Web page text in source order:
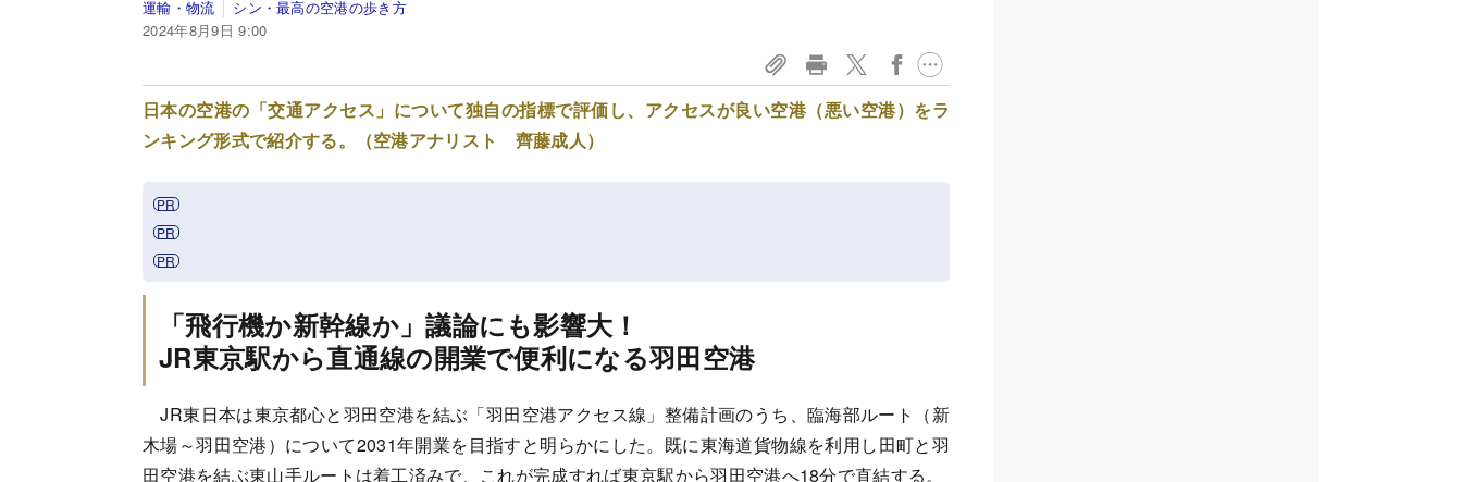
運輸・物流
シン・最高の空港の歩き方
2024年8月9日 9:00
日本の空港の「交通アクセス」について独自の指標で評価し、アクセスが良い空港（悪い空港）をラ
ンキング形式で紹介する。（空港アナリスト 齊藤成人）
「飛行機か新幹線か」議論にも影響大！
JR東京駅から直通線の開業で便利になる羽田空港
JR東日本は東京都心と羽田空港を結ぶ「羽田空港アクセス線」整備計画のうち、臨海部ルート（新
木場～羽田空港）について2031年開業を目指すと明らかにした。既に東海道貨物線を利用し田町と羽
田空港を結ぶ東山手ルートは着工済みで、これが完成すれば東京駅から羽田空港へ18分で直結する。